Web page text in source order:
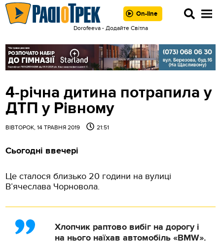
On-line
Dorofeeva - Додайте Світла
4-річна дитина потрапила у
ДТП у Рівному
ВІВТОРОК, 14 ТРАВНЯ 2019 21:51
Сьогодні ввечері
Це сталося близько 20 години на вулиці
В’ячеслава Чорновола.
Хлопчик раптово вибіг на дорогу і
на нього наїхав автомобіль «BMW».